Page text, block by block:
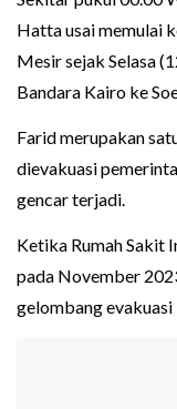
Hatta usai memulai
Mesir sejak Selasa
Bandara Kairo ke
Farid merupakan
dievakuasi
gencar terjadi.
Ketika Rumah Sakit
pada November
gelombang evakuasi